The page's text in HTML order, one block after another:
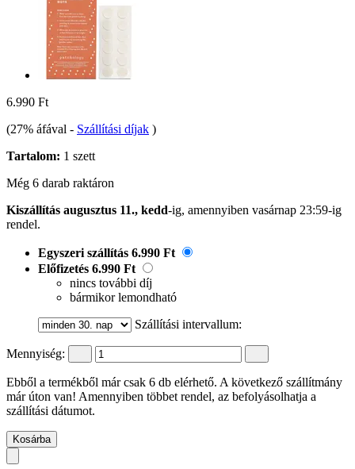
6.990 Ft
(27% áfával - Szállítási díjak )
Tartalom: 1 szett
Még 6 darab raktáron
Kiszállítás augusztus 11., kedd-ig, amennyiben vasárnap 23:59-ig
rendel.
Egyszeri szállítás 6.990 Ft
Előfizetés 6.990 Ft
nincs további díj
bármikor lemondható
Szállítási intervallum:
Mennyiség:
Ebből a termékből már csak 6 db elérhető. A következő szállítmány
már úton van! Amennyiben többet rendel, az befolyásolhatja a
szállítási dátumot.
Kosárba